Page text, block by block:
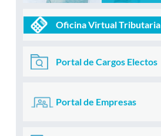
Oficina Virtual Tributaria
Portal de Cargos Electos
Portal de Empresas